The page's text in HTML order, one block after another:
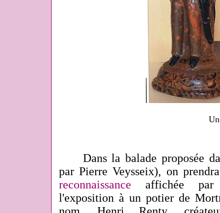
Dans la balade proposée
par Pierre Veysseix), on
reconnaissance affichée par
l'exposition à un potier de